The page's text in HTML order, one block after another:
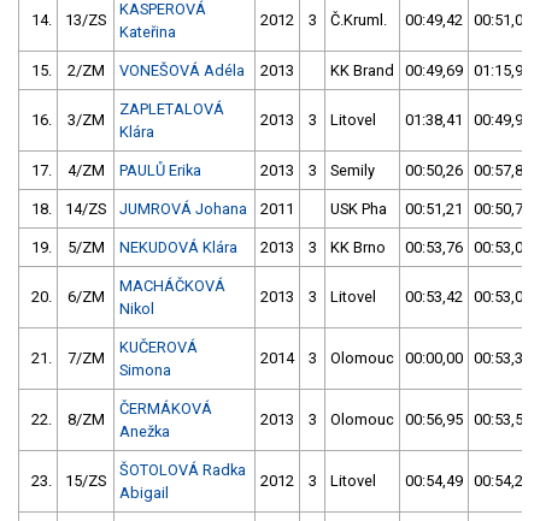
14. 13/ZS
KASPEROVÁ
Kateřina
2012 3 Č.Kruml. 00:49,42 00:51,00
15. 2/ZM VONEŠOVÁ Adéla 2013 KK Brand 00:49,69 01:15,90
16. 3/ZM
ZAPLETALOVÁ
Klára
2013 3 Litovel 01:38,41 00:49,95
17. 4/ZM PAULŮ Erika 2013 3 Semily 00:50,26 00:57,88
18. 14/ZS JUMROVÁ Johana 2011 USK Pha 00:51,21 00:50,79
19. 5/ZM NEKUDOVÁ Klára 2013 3 KK Brno 00:53,76 00:53,01
20. 6/ZM
MACHÁČKOVÁ
Nikol
2013 3 Litovel 00:53,42 00:53,02
21. 7/ZM
KUČEROVÁ
Simona
2014 3 Olomouc 00:00,00 00:53,32
22. 8/ZM
ČERMÁKOVÁ
Anežka
2013 3 Olomouc 00:56,95 00:53,56
23. 15/ZS
ŠOTOLOVÁ Radka
Abigail
2012 3 Litovel 00:54,49 00:54,28